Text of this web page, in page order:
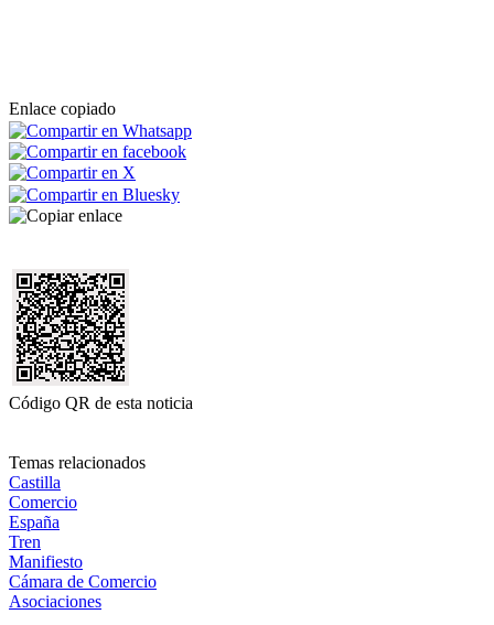
Enlace copiado
Código QR de esta noticia
Temas relacionados
Castilla
Comercio
España
Tren
Manifiesto
Cámara de Comercio
Asociaciones